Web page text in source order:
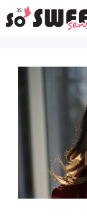
Aller
au